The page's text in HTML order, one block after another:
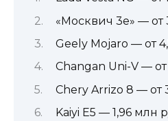
«Москвич 3е» — от
Geely Mojaro — от
Changan Uni-V —
Chery Arrizo 8 — от
Kaiyi E5 — 1,96 млн